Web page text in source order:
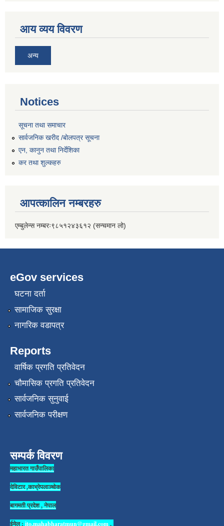
आय व्यय विवरण
अन्य
Notices
सूचना तथा समाचार
सार्वजनिक खरीद /बोलपत्र सूचना
एन, कानुन तथा निर्देशिका
कर तथा शुल्कहरु
आपत्कालिन नम्बरहरु
एम्बुलेन्स नम्बरः९८५१२४३६१२ (सन्चमान लो)
eGov services
घटना दर्ता
सामाजिक सुरक्षा
नागरिक वडापत्र
Reports
वार्षिक प्रगति प्रतिवेदन
चौमासिक प्रगति प्रतिवेदन
सार्वजनिक सुनुवाई
सार्वजनिक परीक्षण
सम्पर्क विवरण
महाभारत गाउँपालिका
देविटार ,काभ्रेपलाञ्चोक
बागमती प्रदेश , नेपाल
ईमेल : ito.mahabharatmun@gmail.com,